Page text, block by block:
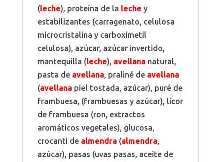
(leche), proteína de la leche y
estabilizantes (carragenato, celulosa
microcristalina y carboximetil
celulosa), azúcar, azúcar invertido,
mantequilla (leche), avellananatural,
pasta de avellana, praliné de avellana
(avellanapiel tostada, azúcar), puré de
frambuesa, (frambuesas y azúcar), licor
de frambuesa (ron, extractos
aromáticos vegetales), glucosa,
crocanti de almendra(almendra,
azúcar), pasas (uvas pasas, aceite de